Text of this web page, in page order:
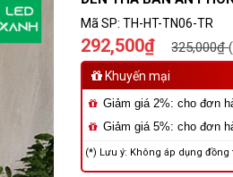
Mã SP: TH-HT-TN06-TR
292,500₫ 325,000₫
Khuyến mại
Giảm giá 2%: cho đơn
Giảm giá 5%: cho đơn
(*) Lưu ý: Không áp dụng